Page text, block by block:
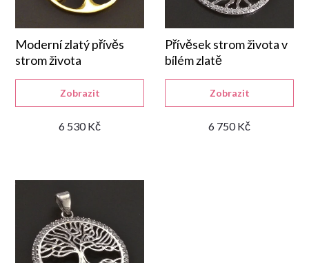
p
r
u
Moderní zlatý přívěs
strom života
6 530 Kč
Zobrazit
Přívěsek strom života v
bílém zlatě
6 750 Kč
Zobrazit